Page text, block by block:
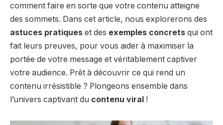
comment faire en sorte que votre contenu atteigne
des sommets. Dans cet article, nous explorerons des
astuces pratiques et des exemples concrets qui ont
fait leurs preuves, pour vous aider à maximiser la
portée de votre message et véritablement captiver
votre audience. Prêt à découvrir ce qui rend un
contenu irrésistible ? Plongeons ensemble dans
l’univers captivant du contenu viral !